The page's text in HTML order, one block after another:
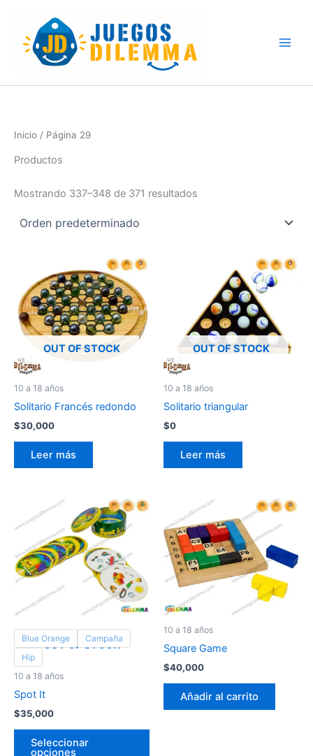
content
Inicio / Página 29
Productos
Mostrando 337–348 de 371 resultados
OUT OF STOCK
10 a 18 años
Solitario Francés redondo
$30,000
Leer más
OUT OF STOCK
10 a 18 años
Solitario triangular
$0
Leer más
OUT OF STOCK
Blue Orange
Campaña
Hip
10 a 18 años
Spot It
$35,000
Seleccionar
opciones
producto
tiene
múltiples
variantes.
opciones
página
10 a 18 años
Square Game
$40,000
Añadir al carrito